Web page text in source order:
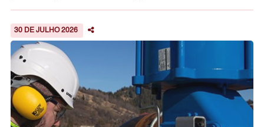
30 DE JULHO 2026